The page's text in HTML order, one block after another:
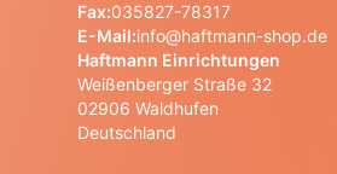
Fax:035827-78317
E-Mail:info@haftmann-shop.de
Haftmann Einrichtungen
Weißenberger Straße 32
02906 Waldhufen
Deutschland